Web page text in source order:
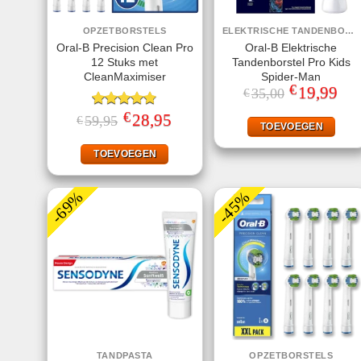
OPZETBORSTELS
Oral-B Precision Clean Pro
12 Stuks met
CleanMaximiser
Gewaardeerd
4.75uit 5
€59,95 Oorspronkelijke
prijs
€59,95.
€28,95prijs
TOEVOEGEN
ELEKTRISCHE TANDENBORSTELS
Oral-B Elektrische
Tandenborstel Pro Kids
Spider-Man
€35,00
prijs
€35,00.
€ 19,99
TOEVOEGEN
-69%
TANDPASTA
-45%
OPZETBORSTELS